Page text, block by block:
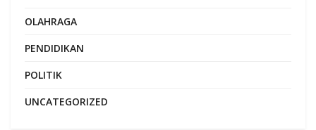
OLAHRAGA
PENDIDIKAN
POLITIK
UNCATEGORIZED